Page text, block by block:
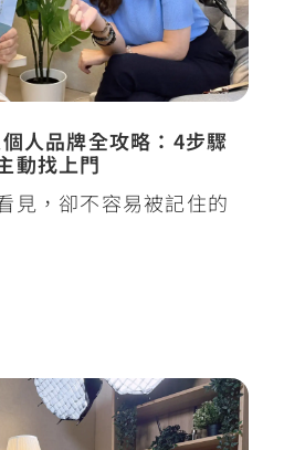
人品牌全攻略：4步驟
動找上門
見，卻不容易被記住的